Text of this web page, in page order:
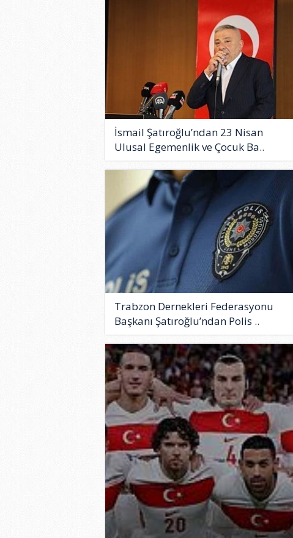
İsmail Şatıroğlu’ndan 23 Nisan
Ulusal Egemenlik ve Çocuk Ba..
Trabzon Dernekleri Federasyonu
Başkanı Şatıroğlu’ndan Polis ..